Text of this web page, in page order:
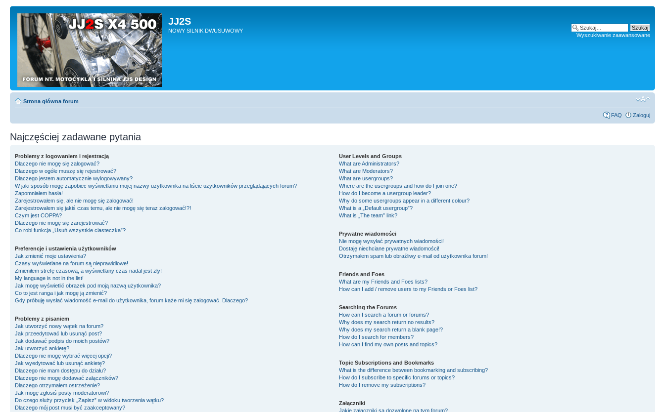
JJ2S
NOWY SILNIK DWUSUWOWY
Wyszukiwanie zaawansowane
Strona główna forum
FAQ Zaloguj
Najczęściej zadawane pytania
Problemy z logowaniem i rejestracją
Dlaczego nie mogę się zalogować?
Dlaczego w ogóle muszę się rejestrować?
Dlaczego jestem automatycznie wylogowywany?
W jaki sposób mogę zapobiec wyświetlaniu mojej nazwy użytkownika na liście użytkowników przeglądających forum?
Zapomniałem hasła!
Zarejestrowałem się, ale nie mogę się zalogować!
Zarejestrowałem się jakiś czas temu, ale nie mogę się teraz zalogować!?!
Czym jest COPPA?
Dlaczego nie mogę się zarejestrować?
Co robi funkcja „Usuń wszystkie ciasteczka”?
Preferencje i ustawienia użytkowników
Jak zmienić moje ustawienia?
Czasy wyświetlane na forum są nieprawidłowe!
Zmieniłem strefę czasową, a wyświetlany czas nadal jest zły!
My language is not in the list!
Jak mogę wyświetlić obrazek pod moją nazwą użytkownika?
Co to jest ranga i jak mogę ją zmienić?
Gdy próbuję wysłać wiadomość e-mail do użytkownika, forum każe mi się zalogować. Dlaczego?
Problemy z pisaniem
Jak utworzyć nowy wątek na forum?
Jak przeedytować lub usunąć post?
Jak dodawać podpis do moich postów?
Jak utworzyć ankietę?
Dlaczego nie mogę wybrać więcej opcji?
Jak wyedytować lub usunąć ankietę?
Dlaczego nie mam dostępu do działu?
Dlaczego nie mogę dodawać załączników?
Dlaczego otrzymałem ostrzeżenie?
Jak mogę zgłosiś posty moderatorowi?
Do czego służy przycisk „Zapisz” w widoku tworzenia wątku?
Dlaczego mój post musi być zaakceptowany?
User Levels and Groups
What are Administrators?
What are Moderators?
What are usergroups?
Where are the usergroups and how do I join one?
How do I become a usergroup leader?
Why do some usergroups appear in a different colour?
What is a „Default usergroup”?
What is „The team” link?
Prywatne wiadomości
Nie mogę wysyłać prywatnych wiadomości!
Dostaję niechciane prywatne wiadomości!
Otrzymałem spam lub obraźliwy e-mail od użytkownika forum!
Friends and Foes
What are my Friends and Foes lists?
How can I add / remove users to my Friends or Foes list?
Searching the Forums
How can I search a forum or forums?
Why does my search return no results?
Why does my search return a blank page!?
How do I search for members?
How can I find my own posts and topics?
Topic Subscriptions and Bookmarks
What is the difference between bookmarking and subscribing?
How do I subscribe to specific forums or topics?
How do I remove my subscriptions?
Załączniki
Jakie załączniki są dozwolone na tym forum?